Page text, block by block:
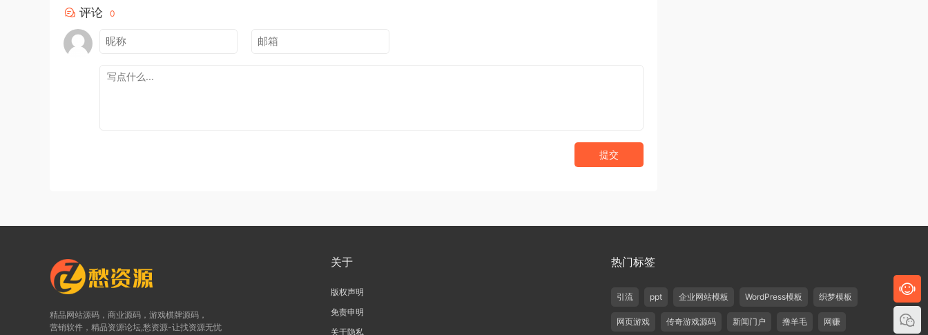
评论 0
提交
精品网站源码，商业源码，游戏棋牌源码，
营销软件，精品资源论坛,愁资源-让找资源无忧
关于
版权声明
免责申明
关于隐私
热门标签
引流 ppt 企业网站模板 WordPress模板 织梦模板
网页游戏 传奇游戏源码 新闻门户 撸羊毛 网赚